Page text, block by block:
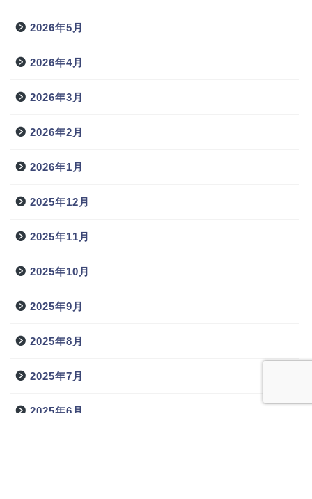
2026年5月
2026年4月
2026年3月
2026年2月
2026年1月
2025年12月
2025年11月
2025年10月
2025年9月
2025年8月
2025年7月
2025年6月